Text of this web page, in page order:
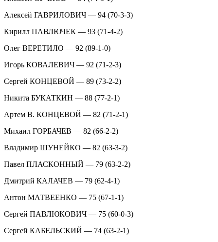
Алексей ГАВРИЛОВИЧ — 94 (70-3-3)
Кирилл ПАВЛЮЧЕК — 93 (71-4-2)
Олег ВЕРЕТИЛО — 92 (89-1-0)
Игорь КОВАЛЕВИЧ — 92 (71-2-3)
Сергей КОНЦЕВОЙ — 89 (73-2-2)
Никита БУКАТКИН — 88 (77-2-1)
Артем В. КОНЦЕВОЙ — 82 (71-2-1)
Михаил ГОРБАЧЕВ — 82 (66-2-2)
Владимир ШУНЕЙКО — 82 (63-3-2)
Павел ПЛАСКОННЫЙ — 79 (63-2-2)
Дмитрий КАЛАЧЕВ — 79 (62-4-1)
Антон МАТВЕЕНКО — 75 (67-1-1)
Сергей ПАВЛЮКОВИЧ — 75 (60-0-3)
Сергей КАБЕЛЬСКИЙ — 74 (63-2-1)